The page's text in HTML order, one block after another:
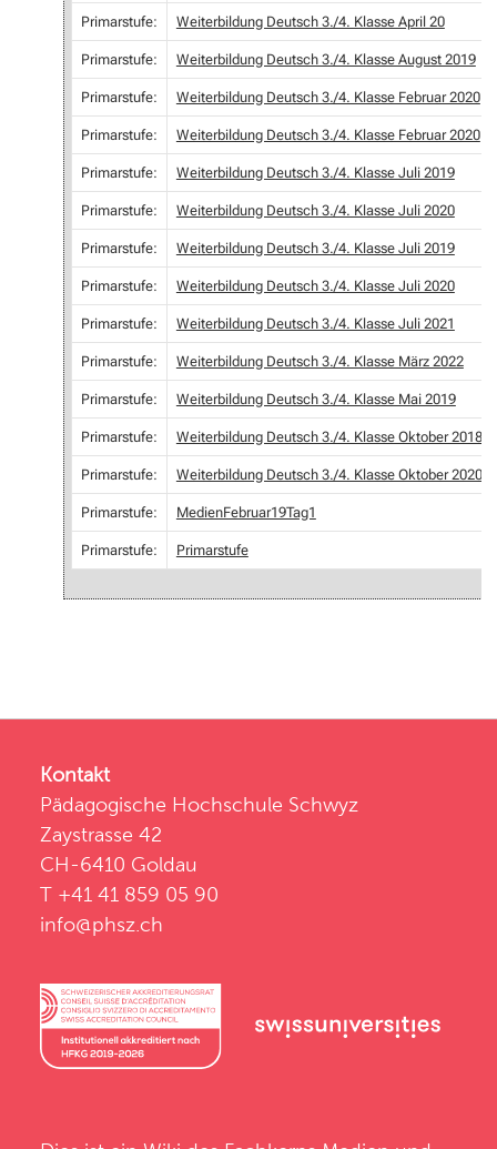
Primarstufe: Weiterbildung Deutsch 3./4. Klasse April 20
Primarstufe: Weiterbildung Deutsch 3./4. Klasse August 2019
Primarstufe: Weiterbildung Deutsch 3./4. Klasse Februar 2020
Primarstufe: Weiterbildung Deutsch 3./4. Klasse Februar 2020
Primarstufe: Weiterbildung Deutsch 3./4. Klasse Juli 2019
Primarstufe: Weiterbildung Deutsch 3./4. Klasse Juli 2020
Primarstufe: Weiterbildung Deutsch 3./4. Klasse Juli 2019
Primarstufe: Weiterbildung Deutsch 3./4. Klasse Juli 2020
Primarstufe: Weiterbildung Deutsch 3./4. Klasse Juli 2021
Primarstufe: Weiterbildung Deutsch 3./4. Klasse März 2022
Primarstufe: Weiterbildung Deutsch 3./4. Klasse Mai 2019
Primarstufe: Weiterbildung Deutsch 3./4. Klasse Oktober 2018
Primarstufe: Weiterbildung Deutsch 3./4. Klasse Oktober 2020
Primarstufe: MedienFebruar19Tag1
Primarstufe: Primarstufe
Kontakt
Pädagogische Hochschule Schwyz
Zaystrasse 42
CH-6410 Goldau
T +41 41 859 05 90
info@phsz.ch